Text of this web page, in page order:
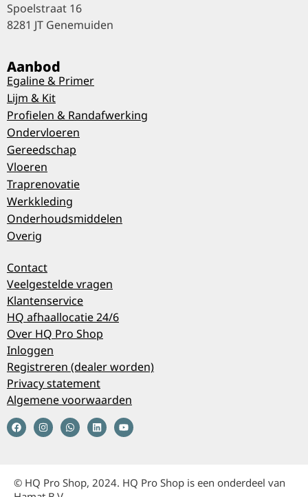
Spoelstraat 16
8281 JT Genemuiden
Aanbod
Egaline & Primer
Lijm & Kit
Profielen & Randafwerking
Ondervloeren
Gereedschap
Vloeren
Traprenovatie
Werkkleding
Onderhoudsmiddelen
Overig
Contact
Veelgestelde vragen
Klantenservice
HQ afhaallocatie 24/6
Over HQ Pro Shop
Inloggen
Registreren (dealer worden)
Privacy statement
Algemene voorwaarden
© HQ Pro Shop, 2024. HQ Pro Shop is een onderdeel van